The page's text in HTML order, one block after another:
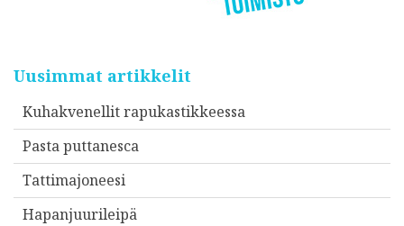
Uusimmat artikkelit
Kuhakvenellit rapukastikkeessa
Pasta puttanesca
Tattimajoneesi
Hapanjuurileipä